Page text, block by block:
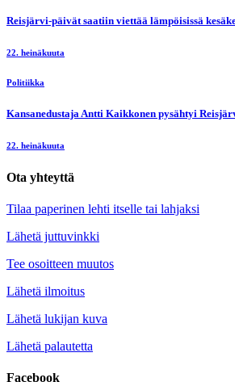
Reisjärvi-päivät saatiin viettää lämpöisissä
22. heinäkuuta
Politiikka
Kansanedustaja Antti Kaikkonen pysähtyi
22. heinäkuuta
Ota yhteyttä
Tilaa paperinen lehti itselle tai lahjaksi
Lähetä juttuvinkki
Tee osoitteen muutos
Lähetä ilmoitus
Lähetä lukijan kuva
Lähetä palautetta
Facebook